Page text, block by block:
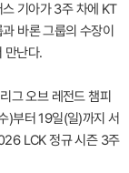
기아가 3주 차에 KT
바론 그룹의 수장이
만난다.
그 오브 레전드 챔피
)부터 19일(일)까지 서
LCK 정규 시즌 3주